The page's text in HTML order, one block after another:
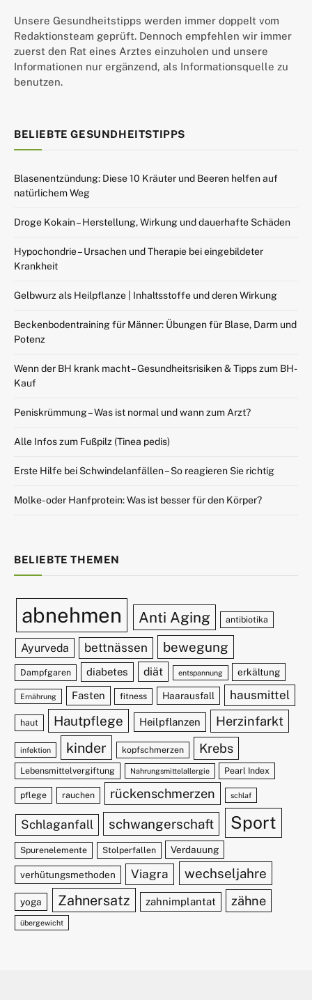
Unsere Gesundheitstipps werden immer doppelt vom
Redaktionsteam geprüft. Dennoch empfehlen wir immer
zuerst den Rat eines Arztes einzuholen und unsere
Informationen nur ergänzend, als Informationsquelle zu
benutzen.
BELIEBTE GESUNDHEITSTIPPS
Blasenentzündung: Diese 10 Kräuter und Beeren helfen auf
natürlichem Weg
Droge Kokain – Herstellung, Wirkung und dauerhafte Schäden
Hypochondrie – Ursachen und Therapie bei eingebildeter
Krankheit
Gelbwurz als Heilpflanze | Inhaltsstoffe und deren Wirkung
Beckenbodentraining für Männer: Übungen für Blase, Darm und
Potenz
Wenn der BH krank macht – Gesundheitsrisiken & Tipps zum BH-
Kauf
Peniskrümmung – Was ist normal und wann zum Arzt?
Alle Infos zum Fußpilz (Tinea pedis)
Erste Hilfe bei Schwindelanfällen – So reagieren Sie richtig
Molke- oder Hanfprotein: Was ist besser für den Körper?
BELIEBTE THEMEN
abnehmen Anti Aging antibiotika
Ayurveda bettnässen bewegung
Dampfgaren diabetes diät entspannung erkältung
Ernährung Fasten fitness Haarausfall hausmittel
haut Hautpflege Heilpflanzen Herzinfarkt
infektion kinder kopfschmerzen Krebs
Lebensmittelvergiftung Nahrungsmittelallergie Pearl Index
pflege rauchen rückenschmerzen schlaf
Schlaganfall schwangerschaft Sport
Spurenelemente Stolperfallen Verdauung
verhütungsmethoden Viagra wechseljahre
yoga Zahnersatz zahnimplantat zähne
übergewicht